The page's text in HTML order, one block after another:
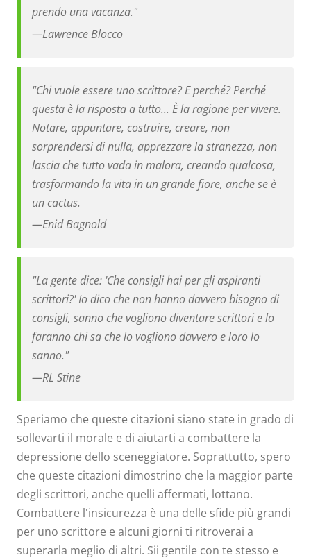
prendo una vacanza."
—Lawrence Blocco
"Chi vuole essere uno scrittore? E perché? Perché
questa è la risposta a tutto... È la ragione per vivere.
Notare, appuntare, costruire, creare, non
sorprendersi di nulla, apprezzare la stranezza, non
lascia che tutto vada in malora, creando qualcosa,
trasformando la vita in un grande fiore, anche se è
un cactus.
—Enid Bagnold
"La gente dice: 'Che consigli hai per gli aspiranti
scrittori?' Io dico che non hanno davvero bisogno di
consigli, sanno che vogliono diventare scrittori e lo
faranno chi sa che lo vogliono davvero e loro lo
sanno."
—RL Stine
Speriamo che queste citazioni siano state in grado di
sollevarti il ​​morale e di aiutarti a combattere la
depressione dello sceneggiatore. Soprattutto, spero
che queste citazioni dimostrino che la maggior parte
degli scrittori, anche quelli affermati, lottano.
Combattere l'insicurezza è una delle sfide più grandi
per uno scrittore e alcuni giorni ti ritroverai a
superarla meglio di altri. Sii gentile con te stesso e